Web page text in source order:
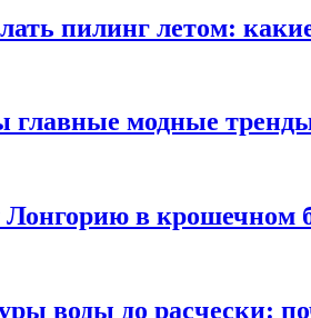
пилинг летом:
главные модные тренды
в крошечном
воды до расчески: